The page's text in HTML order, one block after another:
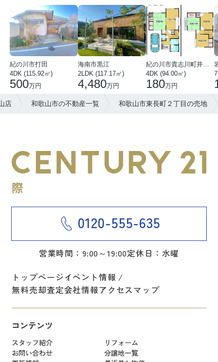
紀の川市打田
4DK (115.92㎡)
500万円
海南市黒江
2LDK (117.17㎡)
4,480万円
紀の川市貴志川町井ノ口
4DK (94.00㎡)
180万円
店 和歌山市の不動産一覧 和歌山市東長町２丁目の売地
0120-555-635
営業時間：9:00～19:00定休日：水曜
トップページイベント情報
無料売却査定会社情報アクセスマップ
コンテンツ
スタッフ紹介
リフォーム
お問い合わせ
分譲地一覧